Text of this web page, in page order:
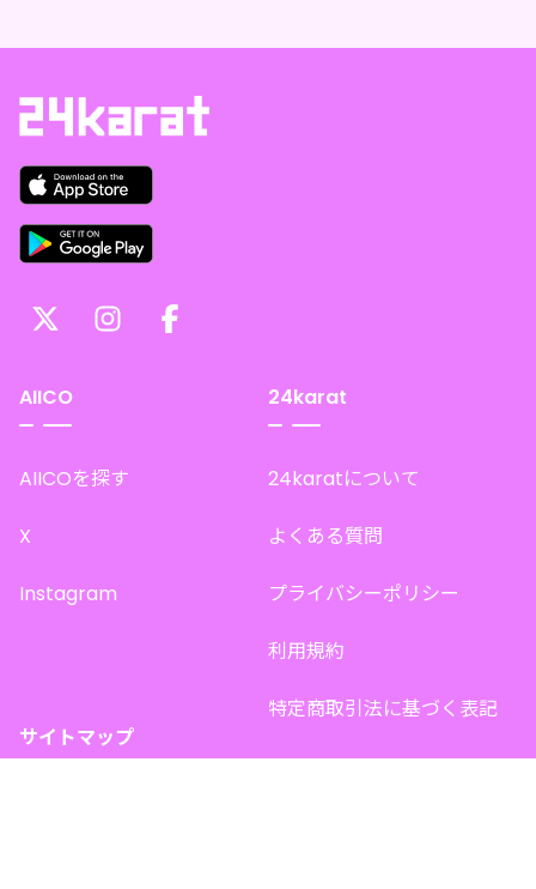
AIICO
AIICOを探す
X
Instagram
24karat
24karatについて
よくある質問
プライバシーポリシー
利用規約
特定商取引法に基づく表記
サイトマップ